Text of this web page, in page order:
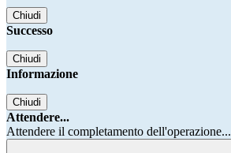
Chiudi
Successo
Chiudi
Informazione
Chiudi
Attendere...
Attendere il completamento dell'operazione...